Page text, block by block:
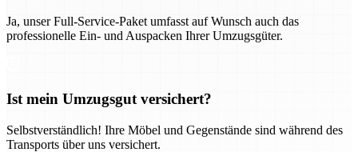
Ja, unser Full-Service-Paket umfasst auf Wunsch auch das
professionelle Ein- und Auspacken Ihrer Umzugsgüter.
Ist mein Umzugsgut versichert?
Selbstverständlich! Ihre Möbel und Gegenstände sind während des
Transports über uns versichert.